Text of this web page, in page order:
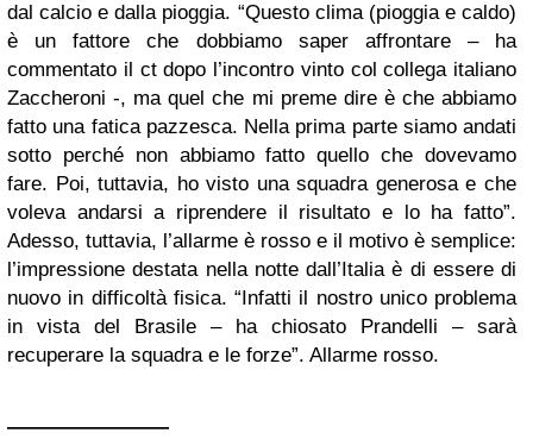
dal calcio e dalla pioggia. “Questo clima (pioggia e caldo)
è un fattore che dobbiamo saper affrontare – ha
commentato il ct dopo l’incontro vinto col collega italiano
Zaccheroni -, ma quel che mi preme dire è che abbiamo
fatto una fatica pazzesca. Nella prima parte siamo andati
sotto perché non abbiamo fatto quello che dovevamo
fare. Poi, tuttavia, ho visto una squadra generosa e che
voleva andarsi a riprendere il risultato e lo ha fatto”.
Adesso, tuttavia, l’allarme è rosso e il motivo è semplice:
l’impressione destata nella notte dall’Italia è di essere di
nuovo in difficoltà fisica. “Infatti il nostro unico problema
in vista del Brasile – ha chiosato Prandelli – sarà
recuperare la squadra e le forze”. Allarme rosso.
————————